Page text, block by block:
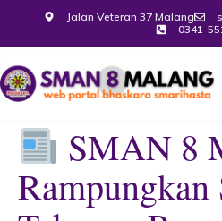
Jalan Veteran 37 Malang
0341-
SMAN 8
Rampungkan